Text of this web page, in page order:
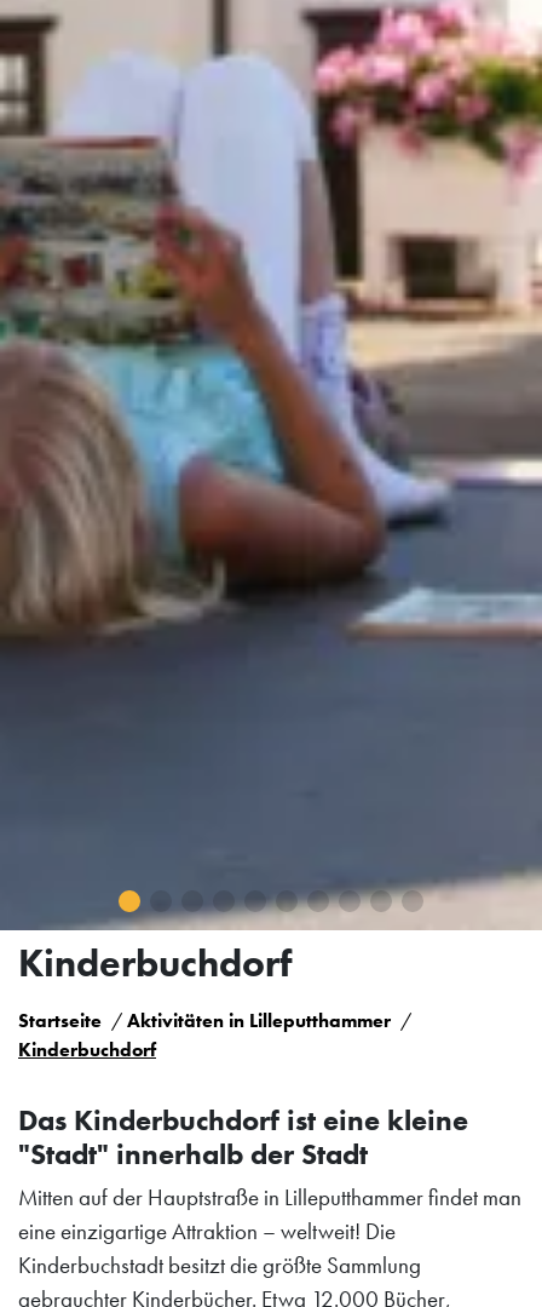
Kinderbuchdorf
Startseite
Aktivitäten in Lilleputthammer
Kinderbuchdorf
Das Kinderbuchdorf ist eine kleine
"Stadt" innerhalb der Stadt
Mitten auf der Hauptstraße in Lilleputthammer findet man
eine einzigartige Attraktion – weltweit! Die
Kinderbuchstadt besitzt die größte Sammlung
gebrauchter Kinderbücher. Etwa 12.000 Bücher,